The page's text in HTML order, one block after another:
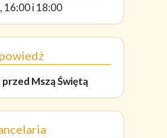
16:00 i 18:00
przed Mszą Świętą